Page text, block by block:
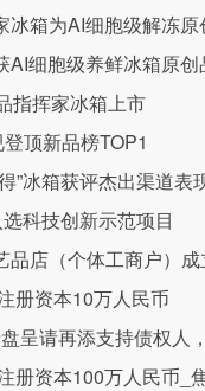
冰箱为AI细胞级解冻原
AI细胞级养鲜冰箱原创
指挥家冰箱上市
顶新品榜TOP1
”冰箱获评杰出渠道表
科技创新示范项目
店（个体工商户）
册资本10万人民币
呈请再添支持债权人
册资本100万人民币_